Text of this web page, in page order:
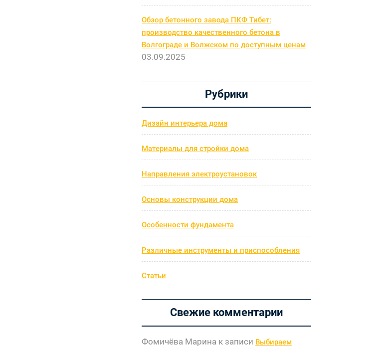
Обзор бетонного завода ПКФ Тибет:
производство качественного бетона в
Волгограде и Волжском по доступным ценам
03.09.2025
Рубрики
Дизайн интерьера дома
Материалы для стройки дома
Направления электроустановок
Основы конструкции дома
Особенности фундамента
Различные инструменты и приспособления
Статьи
Свежие комментарии
Фомичёва Марина к записи Выбираем